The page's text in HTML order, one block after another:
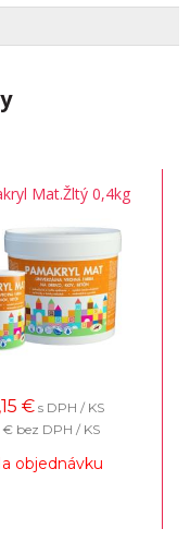
Mat.Žltý 0,4kg
€ s DPH / KS
€ bez DPH / KS
objednávku